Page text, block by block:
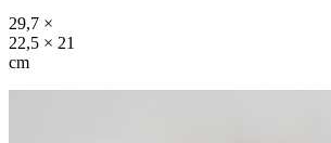
29,7 ×
22,5 × 21
cm